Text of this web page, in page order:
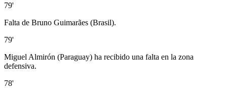
79'
Falta de Bruno Guimarães (Brasil).
79'
Miguel Almirón (Paraguay) ha recibido una falta en la zona
defensiva.
78'